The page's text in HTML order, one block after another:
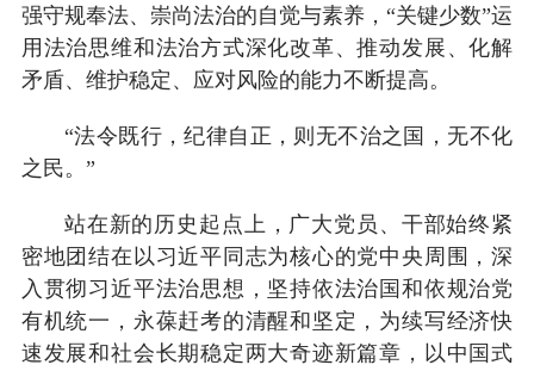
强守规奉法、崇尚法治的自觉与素养，“关键少数”运
用法治思维和法治方式深化改革、推动发展、化解
矛盾、维护稳定、应对风险的能力不断提高。
“法令既行，纪律自正，则无不治之国，无不化
之民。”
站在新的历史起点上，广大党员、干部始终紧
密地团结在以习近平同志为核心的党中央周围，深
入贯彻习近平法治思想，坚持依法治国和依规治党
有机统一，永葆赶考的清醒和坚定，为续写经济快
速发展和社会长期稳定两大奇迹新篇章，以中国式